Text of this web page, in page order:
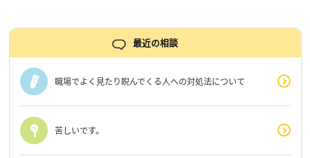
最近の相談
職場でよく見たり睨んでくる人への対処法について
苦しいです。